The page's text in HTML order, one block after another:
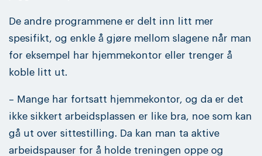
De andre programmene er delt inn litt mer
spesifikt, og enkle å gjøre mellom slagene når man
for eksempel har hjemmekontor eller trenger å
koble litt ut.
– Mange har fortsatt hjemmekontor, og da er det
ikke sikkert arbeidsplassen er like bra, noe som kan
gå ut over sittestilling. Da kan man ta aktive
arbeidspauser for å holde treningen oppe og